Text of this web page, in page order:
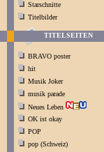
Starschnitte
Titelbilder
TITELSEITEN
BRAVO poster
hit
Musik Joker
musik parade
Neues Leben
OK ist okay
POP
pop (Schweiz)